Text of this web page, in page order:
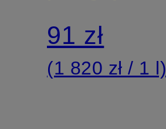
91 zł
(1 820 zł / 1 l)